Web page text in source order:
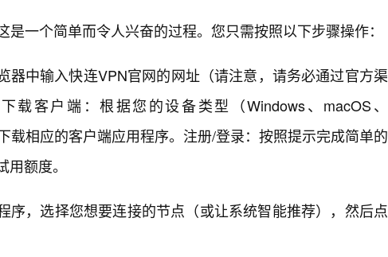
是一个简单而令人兴奋的过程。您只需按照以下步骤操作：
器中输入快连VPN官网的网址（请注意，请务必通过官方渠
载客户端：根据您的设备类型（Windows、macOS、
载相应的客户端应用程序。注册/登录：按照提示完成简单的
额度。
序，选择您想要连接的节点（或让系统智能推荐），然后点